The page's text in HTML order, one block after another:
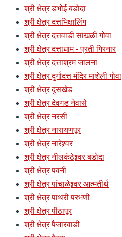
श्री क्षेत्र डभोई बडोदा
श्री क्षेत्र दत्तभिक्षालिंग
श्री क्षेत्र दत्तवाडी सांखळी गोवा
श्री क्षेत्र दत्ताधाम - प्रती गिरनार
श्री क्षेत्र दत्ताश्रम जालना
श्री क्षेत्र दुर्गादत्त मंदिर माशेली गोवा
श्री क्षेत्र दुसखेड
श्री क्षेत्र देवगड नेवासे
श्री क्षेत्र नरसी
श्री क्षेत्र नारायणपूर
श्री क्षेत्र नारेश्र्वर
श्री क्षेत्र नीलकंठेश्र्वर बडोदा
श्री क्षेत्र पवनी
श्री क्षेत्र पांचाळेश्र्वर आत्मतीर्थ
श्री क्षेत्र पाथरी परभणी
श्री क्षेत्र पीठापूर
श्री क्षेत्र पैजारवाडी